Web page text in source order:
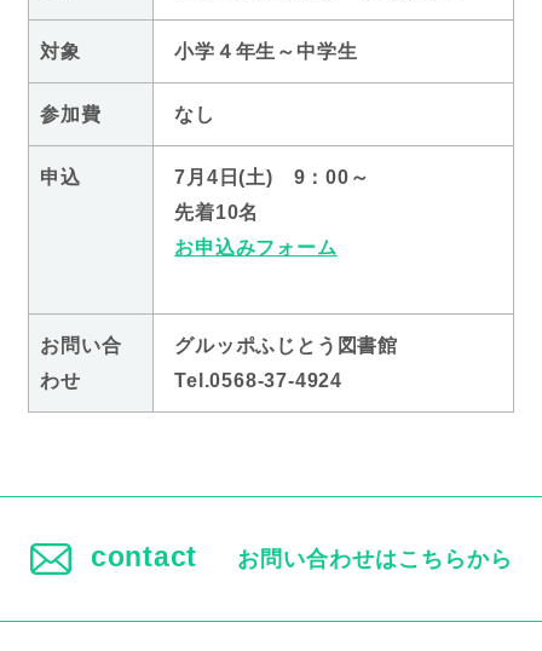
対象 小学４年生～中学生
参加費 なし
申込
7月4日(土) 9：00～
先着10名
お申込みフォーム
お問い合
わせ
グルッポふじとう図書館
Tel.0568-37-4924
contact お問い合わせはこちらから